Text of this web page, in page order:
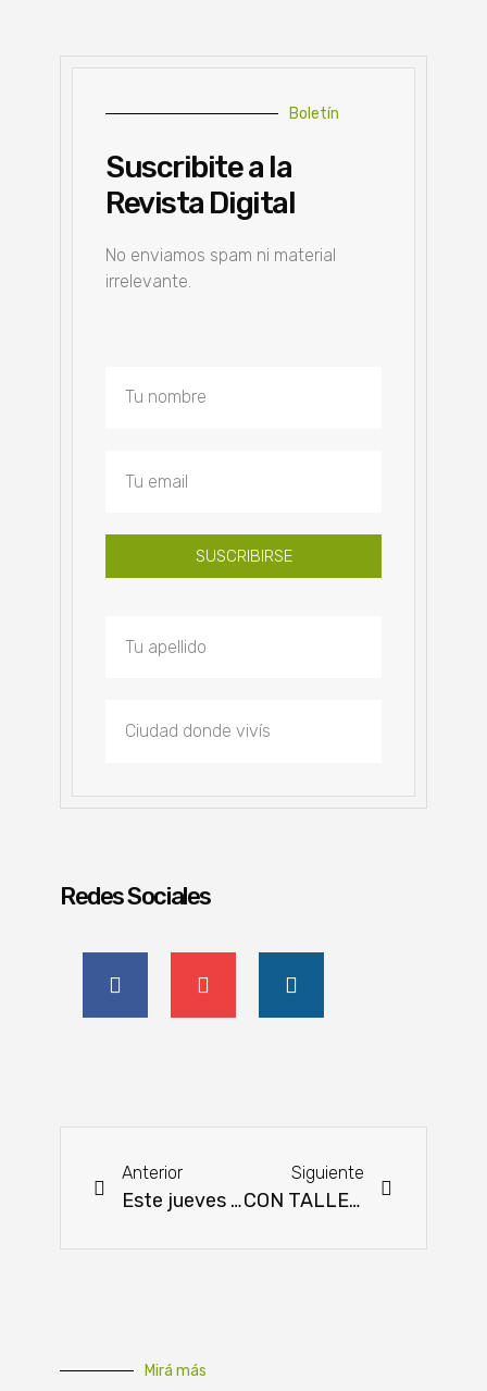
Boletín
Suscribite a la
Revista Digital
No enviamos spam ni material
irrelevante.
SUSCRIBIRSE
Redes Sociales
Anterior
Este jueves se hará Feria de la Agricultura Familiar Campesina en San Lorenzo
Siguiente
CON TALLER DE ARRANQUE: Inicia proyecto Paraguay + Verde de lucha contra el cambio climático
Mirá más